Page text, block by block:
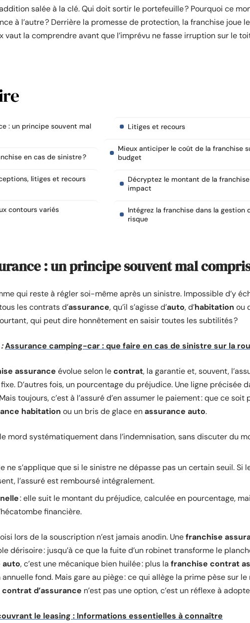
salée à la clé. Qui doit sortir le portefeuille ? Pourquoi ce
à l’autre ? Derrière la promesse de protection, la franchise joue
vaut la comprendre avant que l’imprévu ne fasse irruption sur le
: un principe souvent mal
en cas de sinistre ?
litiges et recours
contours variés
Litiges et recours
Mieux anticiper le coût de la franchise
budget
Décryptez le montant de la
impact
Intégrez la franchise dans la gestion
risque
: un principe souvent mal
qui reste à régler soi-même après un sinistre. Impossible d’y
les contrats d’assurance, qu’il s’agisse d’auto, d’habitation ou
qui peut dire honnêtement en saisir toutes les subtilités ?
Assurance camping-car : que faire en cas de sinistre sur la
assurance évolue selon lecontrat, la garantie et, souvent,
D’autres fois, un pourcentage du préjudice. Une ligne précisée
toujours, c’est à l’assuré d’en assumer le paiement : que ce soit
habitation ou un bris de glace enassurance auto.
mord systématiquement dans l’indemnisation, sans discuter du
ne s’applique que si le sinistre ne dépasse pas un certain seuil. Si
l’assuré est remboursé intégralement.
: elle suit le montant du préjudice, calculée en pourcentage,
financière.
lors de la souscription n’est jamais anodin. Unefranchise
dérisoire : jusqu’à ce que la fuite d’un robinet transforme le
auto, c’est une mécanique bien huilée : plus la franchise contrat
fond. Mais gare au piège : ce qui allège la prime pèse sur le
contrat d’assurance n’est pas une option, c’est un réflexe à
le leasing : Informations essentielles à connaître